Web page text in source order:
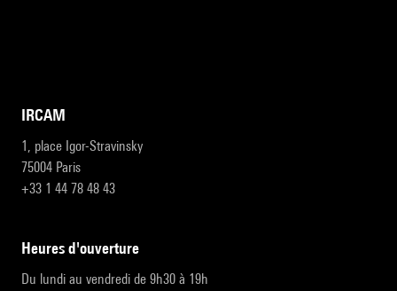
IRCAM
1, place Igor-Stravinsky
75004 Paris
+33 1 44 78 48 43
heures d'ouverture
Du lundi au vendredi de 9h30 à 19h